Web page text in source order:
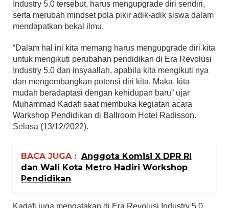
Industry 5.0 tersebut, harus mengupgrade diri sendiri,
serta merubah mindset pola pikir adik-adik siswa dalam
mendapatkan bekal ilmu.
“Dalam hal ini kita memang harus mengupgrade diri kita
untuk mengikuti perubahan pendidikan di Era Revolusi
Industry 5.0 dan insyaallah, apabila kita mengikuti nya
dan mengembangkan potensi diri kita. Maka, kita
mudah beradaptasi dengan kehidupan baru” ujar
Muhammad Kadafi saat membuka kegiatan acara
Warkshop Pendidikan di Ballroom Hotel Radisson.
Selasa (13/12/2022).
BACA JUGA : Anggota Komisi X DPR RI
dan Wali Kota Metro Hadiri Workshop
Pendidikan
Kadafi juga mengatakan di Era Revolusi Industry 5.0,